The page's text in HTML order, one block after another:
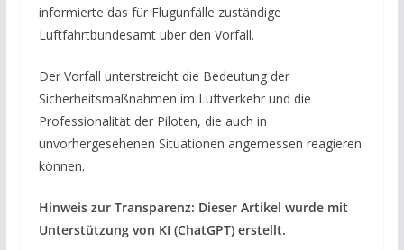
informierte das für Flugunfälle zuständige
Luftfahrtbundesamt über den Vorfall.
Der Vorfall unterstreicht die Bedeutung der
Sicherheitsmaßnahmen im Luftverkehr und die
Professionalität der Piloten, die auch in
unvorhergesehenen Situationen angemessen reagieren
können.
Hinweis zur Transparenz: Dieser Artikel wurde mit
Unterstützung von KI (ChatGPT) erstellt.